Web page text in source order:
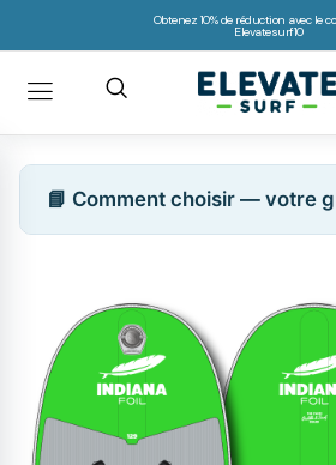
Obtenez 10% de réduction avec le
Elevatesurf10
📘 Comment choisir — votre